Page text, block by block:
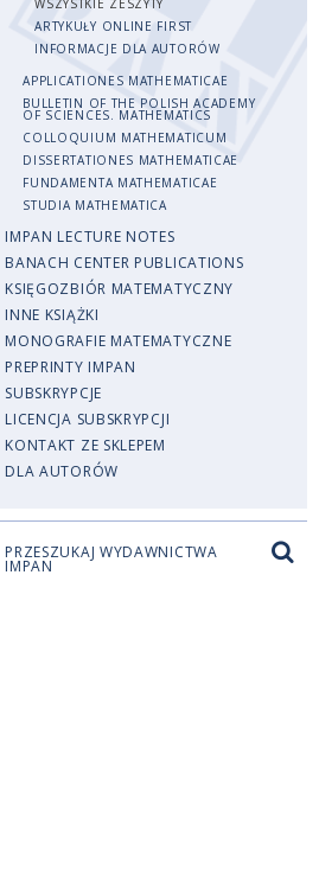
WSZYSTKIE ZESZYTY
ARTYKUŁY ONLINE FIRST
INFORMACJE DLA AUTORÓW
APPLICATIONES MATHEMATICAE
BULLETIN OF THE POLISH ACADEMY
OF SCIENCES. MATHEMATICS
COLLOQUIUM MATHEMATICUM
DISSERTATIONES MATHEMATICAE
FUNDAMENTA MATHEMATICAE
STUDIA MATHEMATICA
IMPAN LECTURE NOTES
BANACH CENTER PUBLICATIONS
KSIĘGOZBIÓR MATEMATYCZNY
INNE KSIĄŻKI
MONOGRAFIE MATEMATYCZNE
PREPRINTY IMPAN
SUBSKRYPCJE
LICENCJA SUBSKRYPCJI
KONTAKT ZE SKLEPEM
DLA AUTORÓW
PRZESZUKAJ WYDAWNICTWA
IMPAN